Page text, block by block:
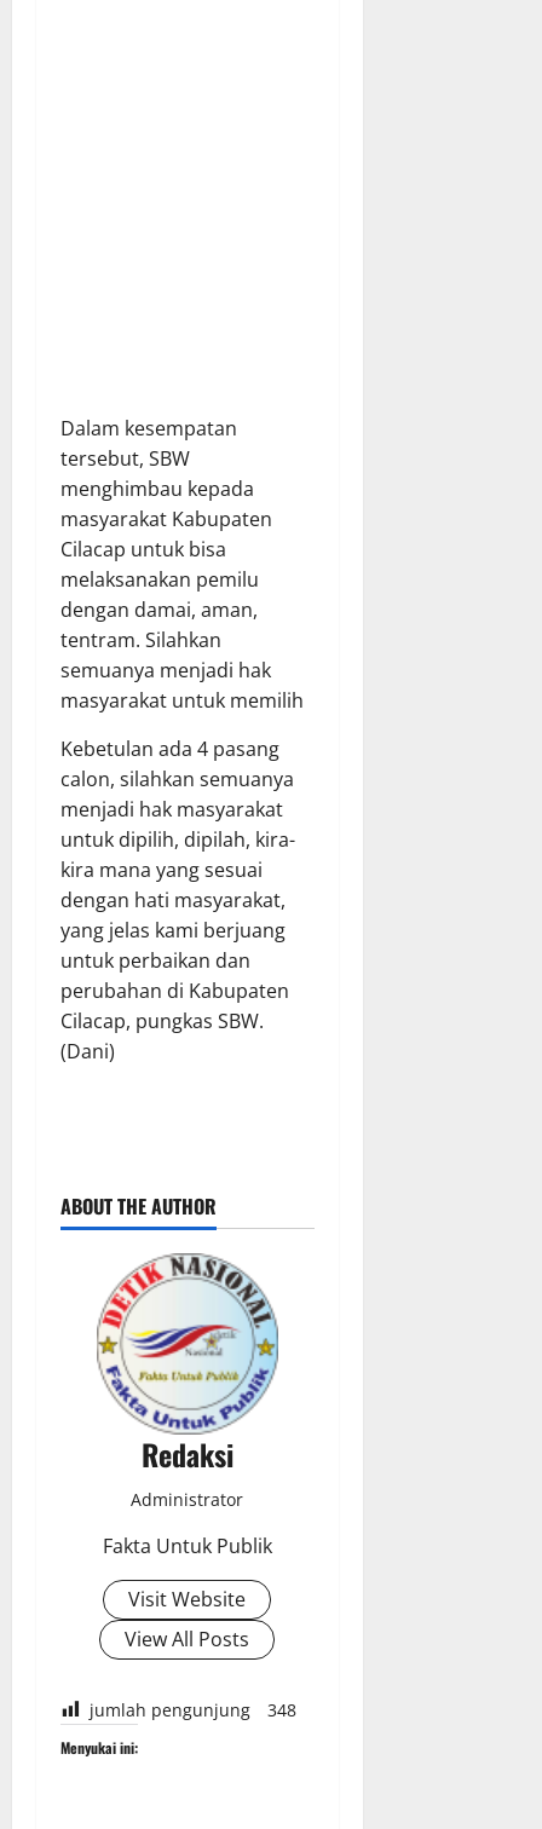
Dalam kesempatan
tersebut, SBW
menghimbau kepada
masyarakat Kabupaten
Cilacap untuk bisa
melaksanakan pemilu
dengan damai, aman,
tentram. Silahkan
semuanya menjadi hak
masyarakat untuk memilih
Kebetulan ada 4 pasang
calon, silahkan semuanya
menjadi hak masyarakat
untuk dipilih, dipilah, kira-
kira mana yang sesuai
dengan hati masyarakat,
yang jelas kami berjuang
untuk perbaikan dan
perubahan di Kabupaten
Cilacap, pungkas SBW.
(Dani)
ABOUT THE AUTHOR
Redaksi
Administrator
Fakta Untuk Publik
Visit Website
View All Posts
jumlah pengunjung 348
Menyukai ini: